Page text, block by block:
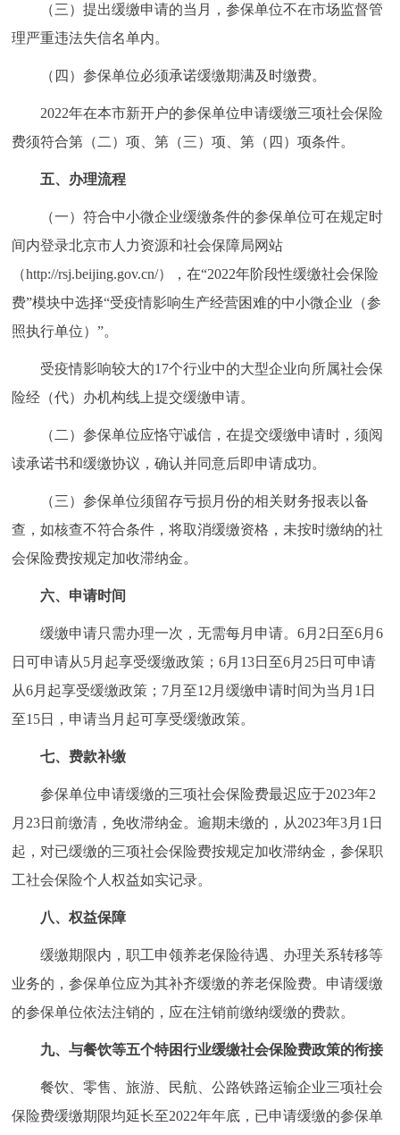
（三）提出缓缴申请的当月，参保单位不在市场监督管
理严重违法失信名单内。
（四）参保单位必须承诺缓缴期满及时缴费。
2022年在本市新开户的参保单位申请缓缴三项社会保险
费须符合第（二）项、第（三）项、第（四）项条件。
五、办理流程
（一）符合中小微企业缓缴条件的参保单位可在规定时
间内登录北京市人力资源和社会保障局网站
（http://rsj.beijing.gov.cn/），在“2022年阶段性缓缴社会保险
费”模块中选择“受疫情影响生产经营困难的中小微企业（参
照执行单位）”。
受疫情影响较大的17个行业中的大型企业向所属社会保
险经（代）办机构线上提交缓缴申请。
（二）参保单位应恪守诚信，在提交缓缴申请时，须阅
读承诺书和缓缴协议，确认并同意后即申请成功。
（三）参保单位须留存亏损月份的相关财务报表以备
查，如核查不符合条件，将取消缓缴资格，未按时缴纳的社
会保险费按规定加收滞纳金。
六、申请时间
缓缴申请只需办理一次，无需每月申请。6月2日至6月6
日可申请从5月起享受缓缴政策；6月13日至6月25日可申请
从6月起享受缓缴政策；7月至12月缓缴申请时间为当月1日
至15日，申请当月起可享受缓缴政策。
七、费款补缴
参保单位申请缓缴的三项社会保险费最迟应于2023年2
月23日前缴清，免收滞纳金。逾期未缴的，从2023年3月1日
起，对已缓缴的三项社会保险费按规定加收滞纳金，参保职
工社会保险个人权益如实记录。
八、权益保障
缓缴期限内，职工申领养老保险待遇、办理关系转移等
业务的，参保单位应为其补齐缓缴的养老保险费。申请缓缴
的参保单位依法注销的，应在注销前缴纳缓缴的费款。
九、与餐饮等五个特困行业缓缴社会保险费政策的衔接
餐饮、零售、旅游、民航、公路铁路运输企业三项社会
保险费缓缴期限均延长至2022年年底，已申请缓缴的参保单